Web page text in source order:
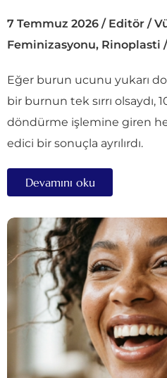
7 Temmuz 2026 / Editör /
Feminizasyonu, Rinoplasti /
Eğer burun ucunu yukarı
bir burnun tek sırrı olsaydı,
döndürme işlemine giren
edici bir sonuçla ayrılırdı.
Devamını oku